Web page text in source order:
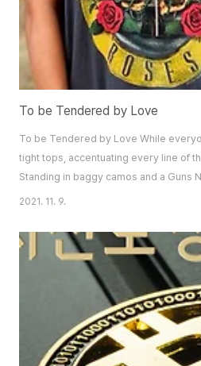
To be Tendered by Love
To be Tendered by Love While
tight tops, accentuating every line of
Standing in baggy camos and a Guns
for your slender figure. “Does she
his head — what did this kid think he
Just hand me the damn dri..
2021. 11. 9.